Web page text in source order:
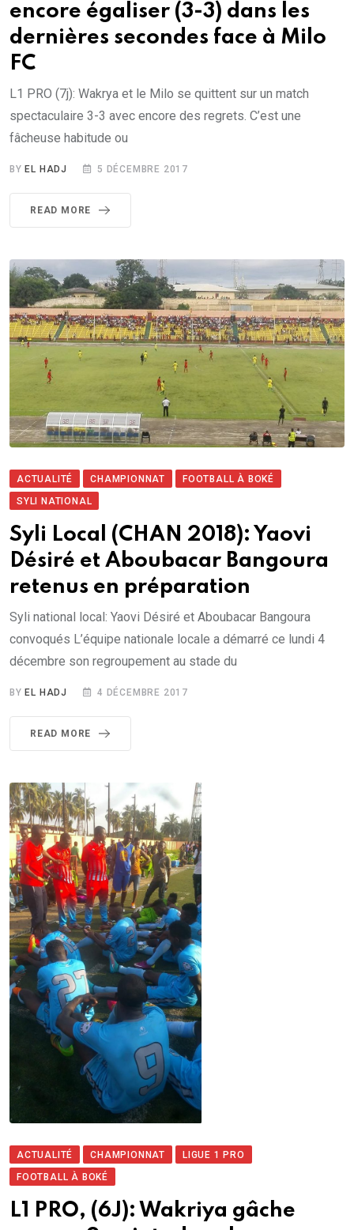
encore égaliser (3-3) dans les
dernières secondes face à Milo
FC
L1 PRO (7j): Wakrya et le Milo se quittent sur un match
spectaculaire 3-3 avec encore des regrets. C’est une
fâcheuse habitude ou
BY EL HADJ 5 DÉCEMBRE 2017
READ MORE
ACTUALITÉ CHAMPIONNAT
FOOTBALL À BOKÉ
SYLI NATIONAL
Syli Local (CHAN 2018): Yaovi
Désiré et Aboubacar Bangoura
retenus en préparation
Syli national local: Yaovi Désiré et Aboubacar Bangoura
convoqués L’équipe nationale locale a démarré ce lundi 4
décembre son regroupement au stade du
BY EL HADJ 4 DÉCEMBRE 2017
READ MORE
ACTUALITÉ CHAMPIONNAT
LIGUE 1 PRO
FOOTBALL À BOKÉ
L1 PRO, (6J): Wakriya gâche